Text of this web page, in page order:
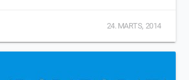
24. MARTS, 2014